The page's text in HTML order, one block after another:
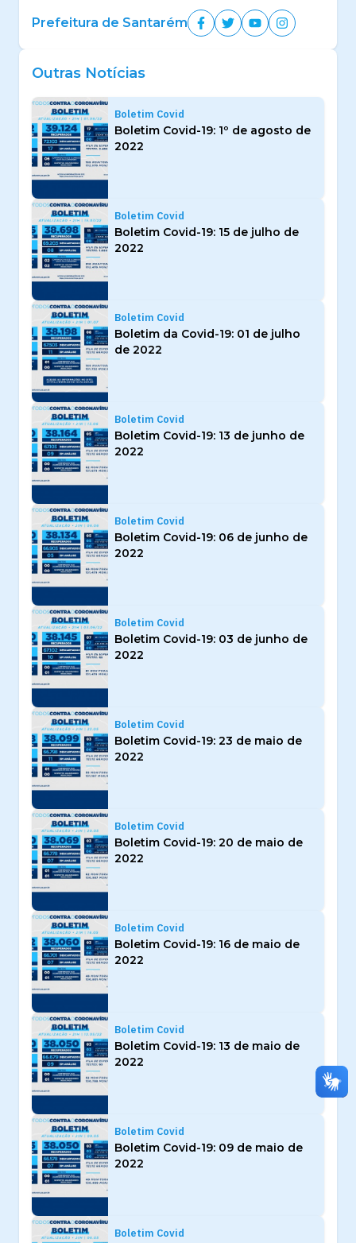
Prefeitura de Santarém
Outras Notícias
Boletim Covid
Boletim Covid-19: 1º de agosto de
2022
Boletim Covid
Boletim Covid-19: 15 de julho de
2022
Boletim Covid
Boletim da Covid-19: 01 de julho
de 2022
Boletim Covid
Boletim Covid-19: 13 de junho de
2022
Boletim Covid
Boletim Covid-19: 06 de junho de
2022
Boletim Covid
Boletim Covid-19: 03 de junho de
2022
Boletim Covid
Boletim Covid-19: 23 de maio de
2022
Boletim Covid
Boletim Covid-19: 20 de maio de
2022
Boletim Covid
Boletim Covid-19: 16 de maio de
2022
Boletim Covid
Boletim Covid-19: 13 de maio de
2022
Boletim Covid
Boletim Covid-19: 09 de maio de
2022
Boletim Covid